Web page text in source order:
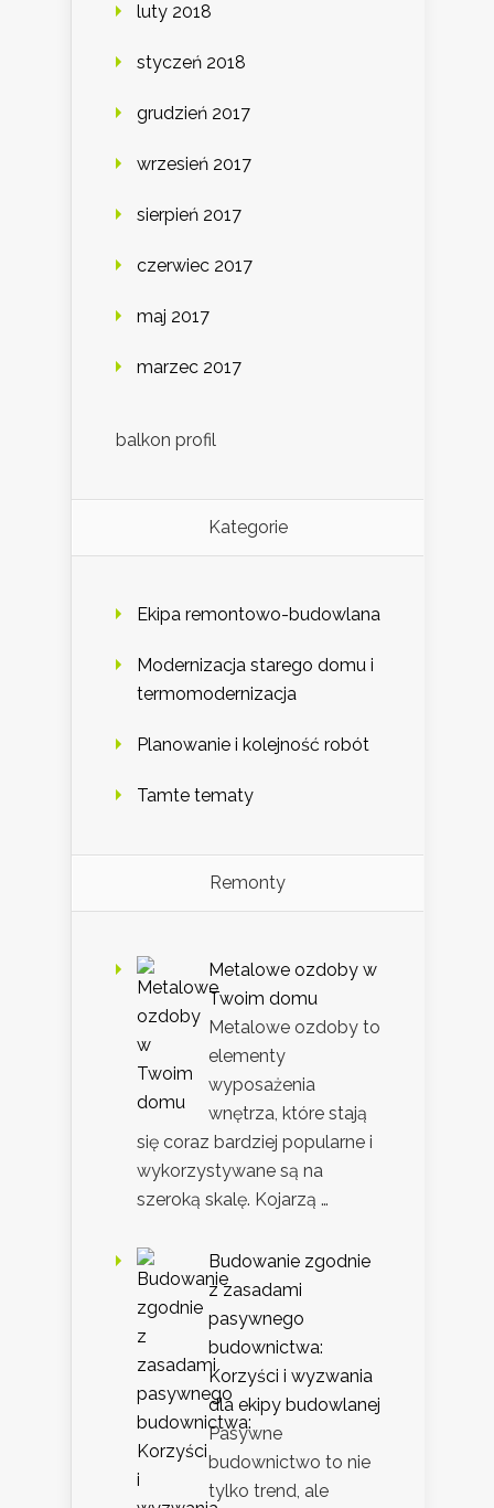
luty 2018
styczeń 2018
grudzień 2017
wrzesień 2017
sierpień 2017
czerwiec 2017
maj 2017
marzec 2017
balkon profil
Kategorie
Ekipa remontowo-budowlana
Modernizacja starego domu i
termomodernizacja
Planowanie i kolejność robót
Tamte tematy
Remonty
Metalowe ozdoby w
Twoim domu
Metalowe ozdoby to
elementy
wyposażenia
wnętrza, które stają
się coraz bardziej popularne i
wykorzystywane są na
szeroką skalę. Kojarzą …
Budowanie zgodnie
z zasadami
pasywnego
budownictwa:
Korzyści i wyzwania
dla ekipy budowlanej
Pasywne
budownictwo to nie
tylko trend, ale